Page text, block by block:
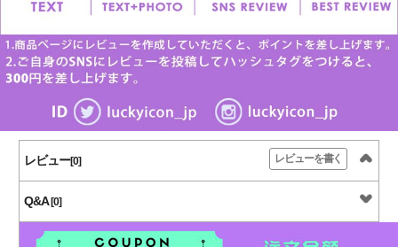
レビュー[0] レビューを書く
Q&A [0]